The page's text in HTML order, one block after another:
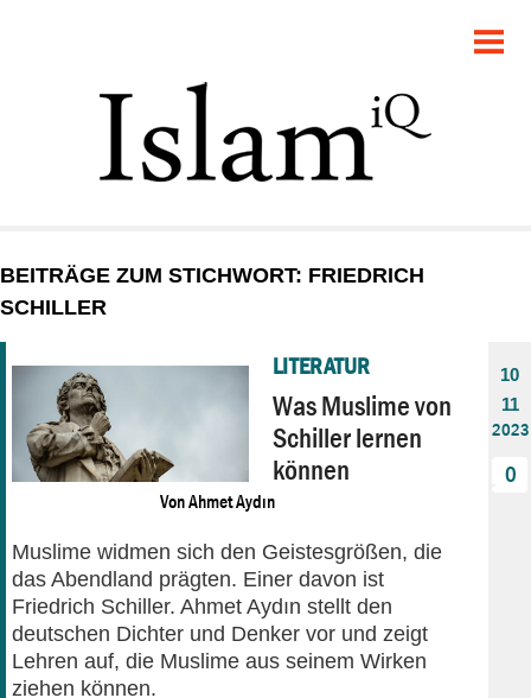
GESELLSCHAFT
STARTSEITE
PANORAMA
BEITRÄGE ZUM STICHWORT: FRIEDRICH
SCHILLER
LITERATUR
Was Muslime von
Schiller lernen
können
VonAhmet Aydın
Muslime widmen sich den Geistesgrößen, die
das Abendland prägten. Einer davon ist
Friedrich Schiller. Ahmet Aydın stellt den
deutschen Dichter und Denker vor und zeigt
Lehren auf, die Muslime aus seinem Wirken
ziehen können.
10
11
2023
0